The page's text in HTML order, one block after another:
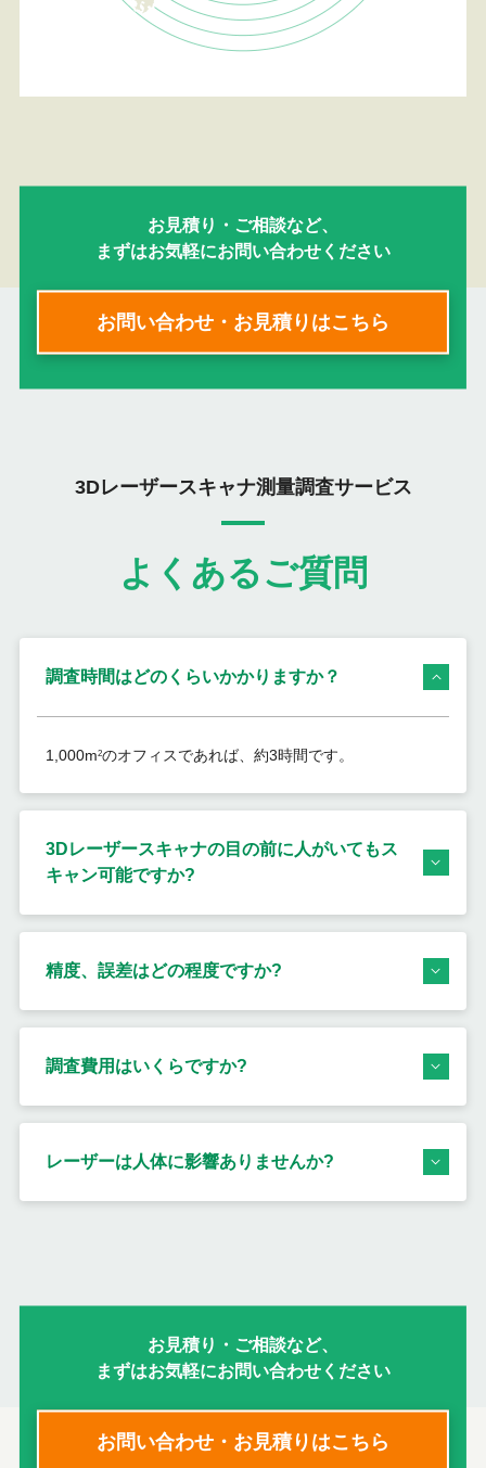
お見積り・ご相談など、
まずはお気軽にお問い合わせください
お問い合わせ・お見積りはこちら
3Dレーザースキャナ測量調査サービス
よくあるご質問
調査時間はどのくらいかかりますか？
1,000m2のオフィスであれば、約3時間です。
3Dレーザースキャナの目の前に人がいてもス
キャン可能ですか?
精度、誤差はどの程度ですか?
調査費用はいくらですか?
レーザーは人体に影響ありませんか?
お見積り・ご相談など、
まずはお気軽にお問い合わせください
お問い合わせ・お見積りはこちら